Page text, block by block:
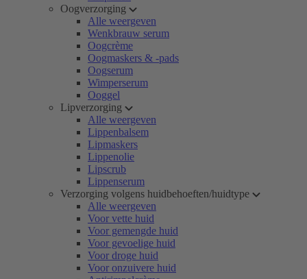
Oogverzorging
Alle weergeven
Wenkbrauw serum
Oogcrème
Oogmaskers & -pads
Oogserum
Wimperserum
Ooggel
Lipverzorging
Alle weergeven
Lippenbalsem
Lipmaskers
Lippenolie
Lipscrub
Lippenserum
Verzorging volgens huidbehoeften/huidtype
Alle weergeven
Voor vette huid
Voor gemengde huid
Voor gevoelige huid
Voor droge huid
Voor onzuivere huid